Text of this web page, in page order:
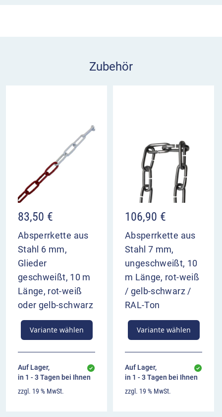
(Anthrazitgrau-Eisenglimmer)
Zubehör
83,50 €
Absperrkette aus
Stahl 6 mm,
Glieder
geschweißt, 10 m
Länge, rot-weiß
oder gelb-schwarz
Variante wählen
Auf Lager,
in 1 - 3 Tagen bei Ihnen
zzgl. 19 % MwSt.
106,90 €
Absperrkette aus
Stahl 7 mm,
ungeschweißt, 10
m Länge, rot-weiß
/ gelb-schwarz /
RAL-Ton
Variante wählen
Auf Lager,
in 1 - 3 Tagen bei Ihnen
zzgl. 19 % MwSt.